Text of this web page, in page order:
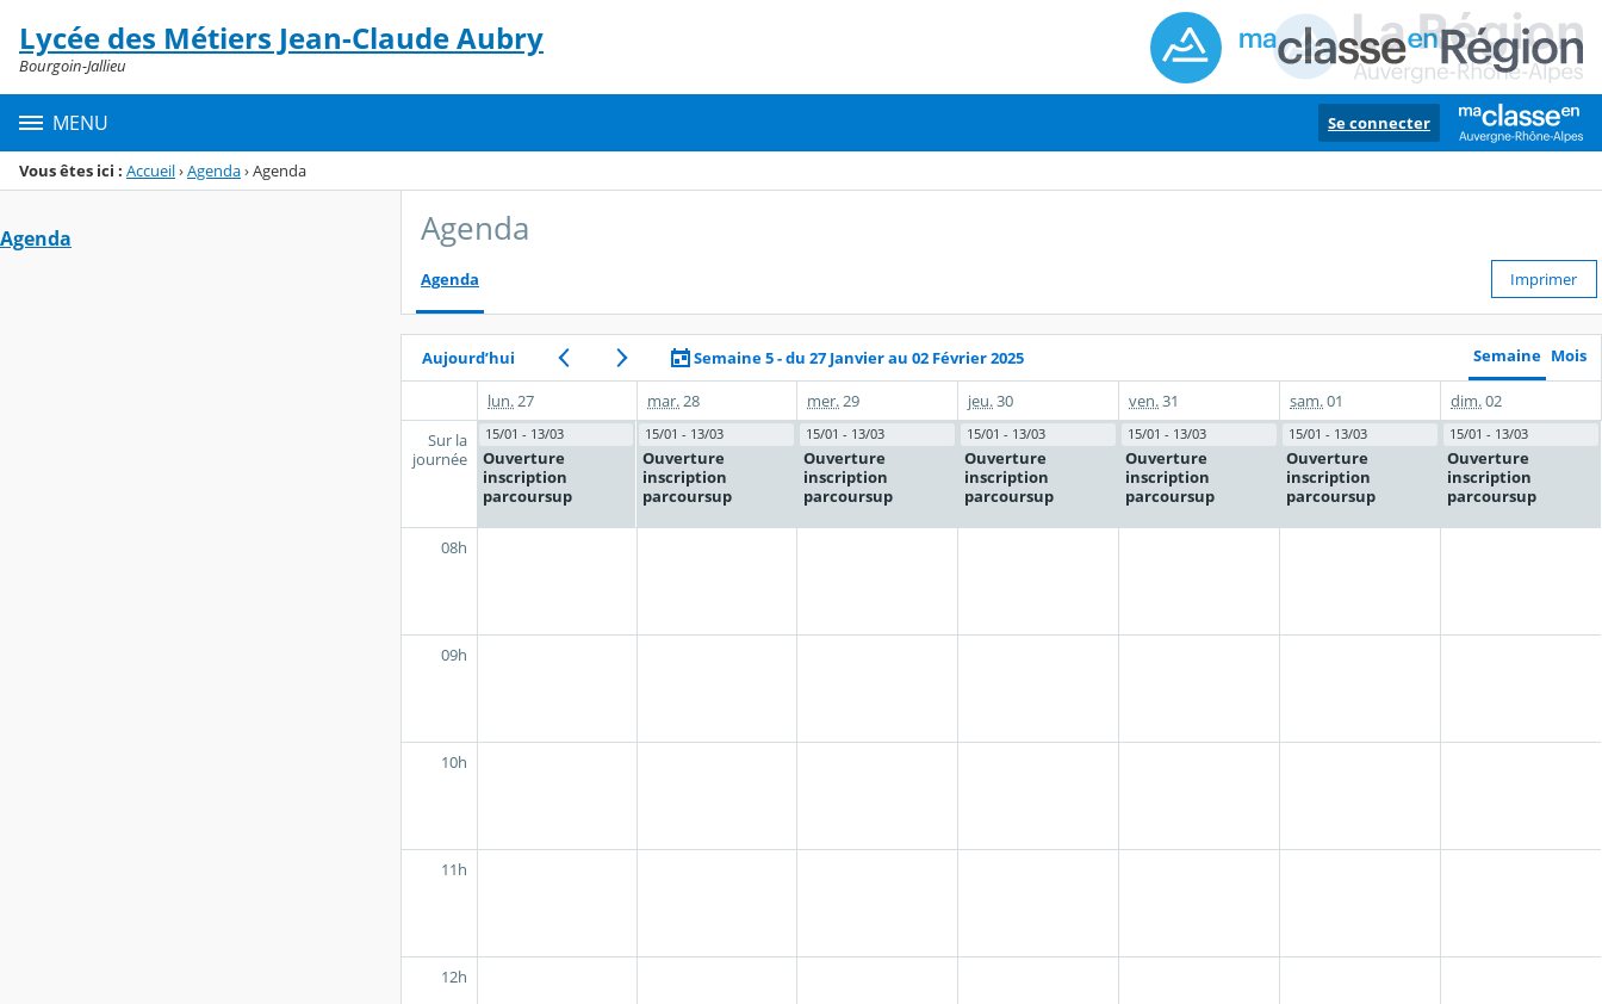
Menu de la rubrique
Contenu
Lycée des Métiers Jean-Claude Aubry
Bourgoin-Jallieu
MENU Se connecter
Vous êtes ici : Accueil›Agenda›Agenda
Agenda Agenda
Agenda Imprimer
Aujourd’hui Semaine 5 - du 27 Janvier au 02 Février 2025 Semaine Mois
15/01 - 13/03
Ouverture
inscription
parcoursup
15/01 - 13/03
Ouverture
inscription
parcoursup
15/01 - 13/03
Ouverture
inscription
parcoursup
15/01 - 13/03
Ouverture
inscription
parcoursup
15/01 - 13/03
Ouverture
inscription
parcoursup
15/01 - 13/03
Ouverture
inscription
parcoursup
15/01 - 13/03
Ouverture
inscription
parcoursup
lun. 27 mar. 28 mer. 29 jeu.30 ven.31 sam.01 dim.02
Sur la
journée
08h
09h
10h
11h
12h